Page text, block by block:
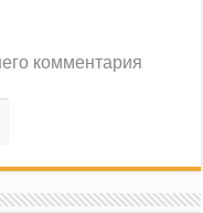
комментария